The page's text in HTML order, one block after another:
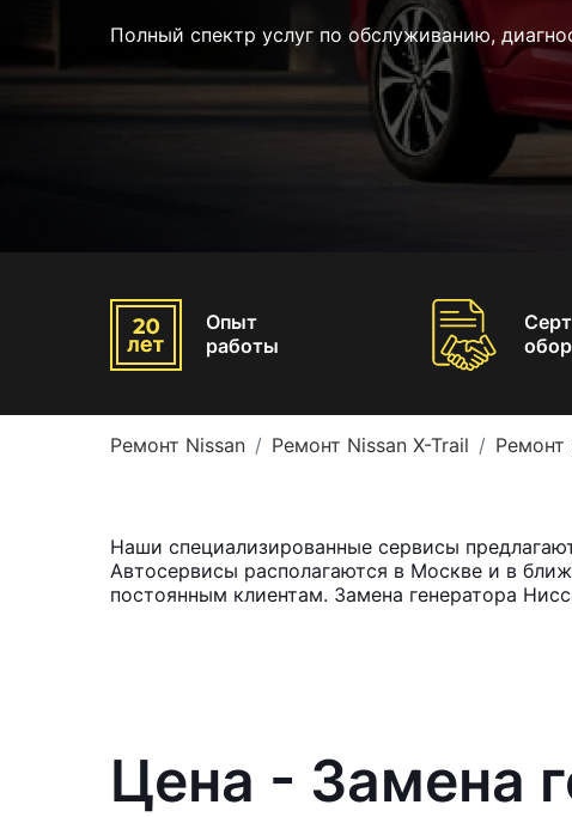
Полный спектр услуг по обслуживанию,
Опыт
работы
Ремонт Nissan Ремонт Nissan X-Trail Ремонт
Наши специализированные сервисы
Автосервисы располагаются в Москве и в
постоянным клиентам. Замена генератора
Цена - Замена